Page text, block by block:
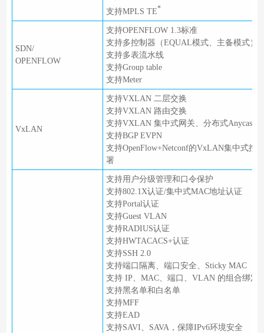
支持MPLS TE*
SDN/
OPENFLOW
支持OPENFLOW 1.3标准
支持多控制器（EQUAL模式、主备模式）
支持多表流水线
支持Group table
支持Meter
VxLAN
支持VXLAN 二层交换
支持VXLAN 路由交换
支持VXLAN 集中式网关、分布式Anycast
支持BGP EVPN
支持OpenFlow+Netconf的VxLAN集中式控
署
支持用户分级管理和口令保护
支持802.1X认证/集中式MAC地址认证
支持Portal认证
支持Guest VLAN
支持RADIUS认证
支持HWTACACS+认证
支持SSH 2.0
支持端口隔离、端口安全、Sticky MAC
支持 IP、MAC、端口、VLAN 的组合绑定
支持黑名单和白名单
支持MFF
支持EAD
支持SAVI、SAVA，保障IPv6环境安全